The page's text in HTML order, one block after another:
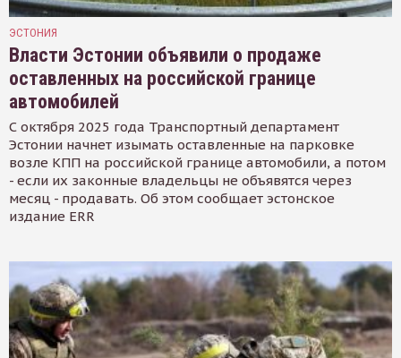
ЭСТОНИЯ
Власти Эстонии объявили о продаже
оставленных на российской границе
автомобилей
С октября 2025 года Транспортный департамент
Эстонии начнет изымать оставленные на парковке
возле КПП на российской границе автомобили, а потом
- если их законные владельцы не объявятся через
месяц - продавать. Об этом сообщает эстонское
издание ERR